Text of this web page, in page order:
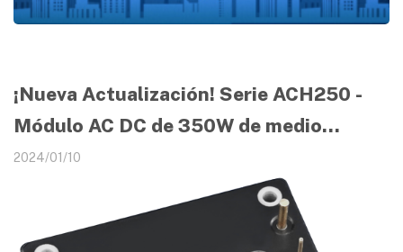
¡Nueva Actualización! Serie ACH250 -
Módulo AC DC de 350W de medio
ladrillo
2024/01/10